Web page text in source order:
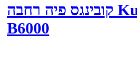
קובינגס פיה רחבה Kuvings-
B6000